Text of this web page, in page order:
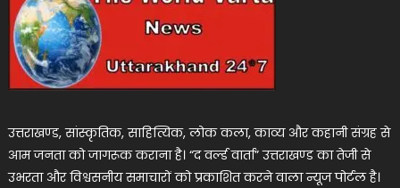
उत्तराखण्ड, सांस्कृतिक, साहित्यिक, लोक कला, काव्य और कहानी संग्रह से
आम जनता को जागरूक कराना है। “द वर्ल्ड वार्ता” उत्तराखण्ड का तेजी से
उभरता और विश्वसनीय समाचारों को प्रकाशित करने वाला न्यूज पोर्टल है।